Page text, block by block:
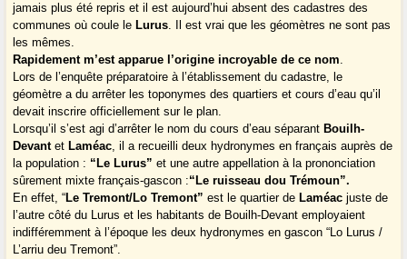
jamais plus été repris et il est aujourd’hui absent des cadastres des
communes où coule le Lurus. Il est vrai que les géomètres ne sont pas
les mêmes.
Rapidement m’est apparue l’origine incroyable de ce nom.
Lors de l’enquête préparatoire à l’établissement du cadastre, le
géomètre a du arrêter les toponymes des quartiers et cours d’eau qu’il
devait inscrire officiellement sur le plan.
Lorsqu’il s’est agi d’arrêter le nom du cours d’eau séparant Bouilh-
Devantet Laméac, il a recueilli deux hydronymes en français auprès de
la population : “Le Lurus”et une autre appellation à la prononciation
sûrement mixte français-gascon :“Le ruisseau dou Trémoun”.
En effet, “Le Tremont/Lo Tremont” est le quartier de Laméac juste de
l’autre côté du Lurus et les habitants de Bouilh-Devant employaient
indifféremment à l’époque les deux hydronymes en gascon “Lo Lurus /
L’arriu deu Tremont”.